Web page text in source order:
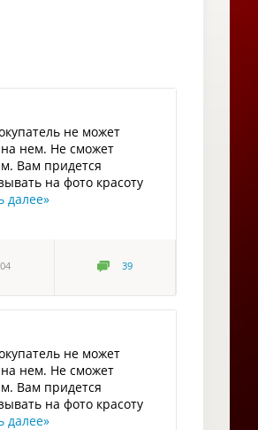
не может
нем. Не сможет
Вам придется
на фото красоту
далее»
39
не может
нем. Не сможет
Вам придется
на фото красоту
далее»